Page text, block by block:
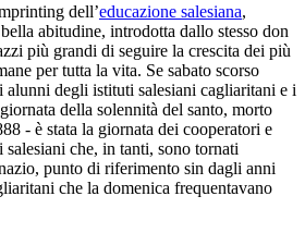
dell’educazione salesiana,
abitudine, introdotta dallo stesso don
più grandi di seguire la crescita dei più
per tutta la vita. Se sabato scorso
alunni degli istituti salesiani cagliaritani e i
della solennità del santo, morto
- è stata la giornata dei cooperatori e
che, in tanti, sono tornati
punto di riferimento sin dagli anni
che la domenica frequentavano